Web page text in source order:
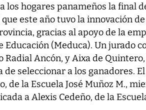
los hogares panameños la final
que este año tuvo la innovación
gracias al apoyo de la
Educación (Meduca). Un jurado
Radial Ancón, y Aixa de
de seleccionar a los ganadores.
de la Escuela José Muñoz M.,
a Alexis Cedeño, de la